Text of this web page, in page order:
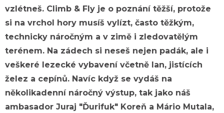
vzlétneš. Climb & Fly je o poznání těžší, protože
si na vrchol hory musíš vylízt, často těžkým,
technicky náročným a v zimě i zledovatělým
terénem. Na zádech si neseš nejen padák, ale i
veškeré lezecké vybavení včetně lan, jistících
želez a cepínů. Navíc když se vydáš na
několikadenní náročný výstup, tak jako náš
ambasador Juraj "Ďurifuk" Koreň a Mário Mutala,
a
j
í
t
?
HLEDAT